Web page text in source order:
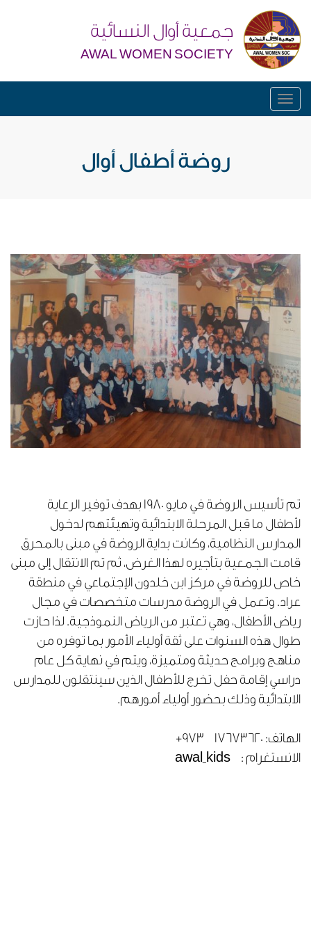
جمعية أوال النسائية
AWAL WOMEN SOCIETY
Toggle
navigation
روضة أطفال أوال
تم تأسيس الروضة في مايو 1980 بهدف توفير الرعاية
لأطفال ما قبل المرحلة الابتدائية وتهيئتهم لدخول
المدارس النظامية، وكانت بداية الروضة في مبنى بالمحرق
قامت الجمعية بتأجيره لهذا الغرض، ثم تم الانتقال إلى مبنى
خاص للروضة في مركز ابن خلدون الإجتماعي في منطقة
عراد. وتعمل في الروضة مدرسات متخصصات في مجال
رياض الأطفال، وهي تعتبر من الرياض النموذجية. لذا حازت
طوال هذه السنوات على ثقة أولياء الأمور بما توفره من
مناهج وبرامج حديثة ومتميزة، ويتم في نهاية كل عام
دراسي إقامة حفل تخرج للأطفال الذين سينتقلون للمدارس
الابتدائية وذلك بحضور أولياء أمورهم.
الهاتف: +973 17673620
الانستغرام : awal_kids